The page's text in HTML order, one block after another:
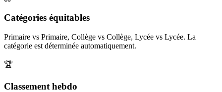
Catégories équitables
Primaire vs Primaire, Collège vs Collège, Lycée vs Lycée. La
catégorie est déterminée automatiquement.
🏆
Classement hebdo